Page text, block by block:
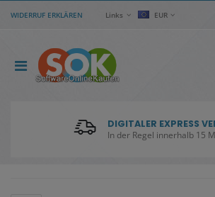
WIDERRUF ERKLÄREN Links EUR
DIGITALER EXPRESS VERSAND
In der Regel innerhalb 15 Minuten